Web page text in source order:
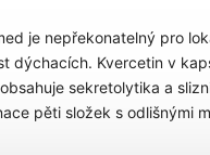
je nepřekonatelný pro
dýchacích. Kvercetin v
sekretolytika a
pěti složek s odlišnými